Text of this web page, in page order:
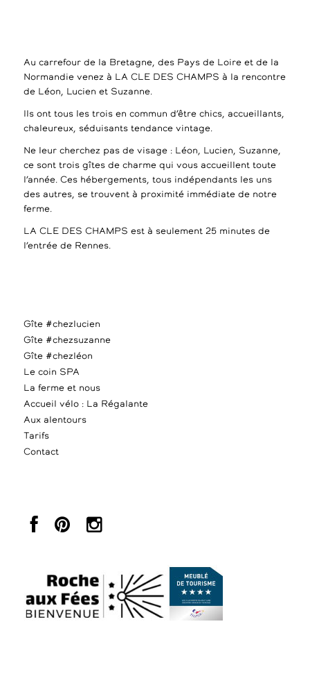
Au carrefour de la Bretagne, des Pays de Loire et de la
Normandie venez à LA CLE DES CHAMPS à la rencontre
de Léon, Lucien et Suzanne.
Ils ont tous les trois en commun d’être chics, accueillants,
chaleureux, séduisants tendance vintage.
Ne leur cherchez pas de visage : Léon, Lucien, Suzanne,
ce sont trois gîtes de charme qui vous accueillent toute
l’année. Ces hébergements, tous indépendants les uns
des autres, se trouvent à proximité immédiate de notre
ferme.
LA CLE DES CHAMPS est à seulement 25 minutes de
l’entrée de Rennes.
Gîte #chezlucien
Gîte #chezsuzanne
Gîte #chezléon
Le coin SPA
La ferme et nous
Accueil vélo : La Régalante
Aux alentours
Tarifs
Contact